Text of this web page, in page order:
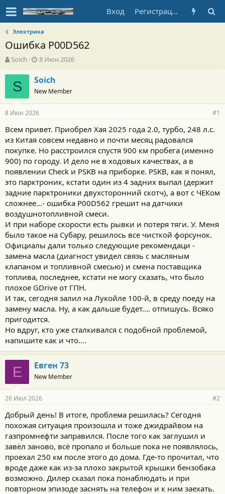
Вход Регистрация
Электрика
Ошибка P00D562
А
в
т
о
т
е
м
ы
Soich
Д
а
т
а
н
а
ч
а
л
а
8 Июн 2026
S Soich
New Member
8 Июн 2026 #1
Всем привет. Приобрел Хая 2025 года 2.0, турбо, 248 л.с.
из Китая совсем недавно и почти месяц радовался
покупке. Но расстроился спустя 900 км пробега (именно
900) по городу. И дело не в ходовых качествах, а в
появлении Check и PSKB на приборке. PSKB, как я понял,
это парктроник, кстати один из 4 задних выпал (держит
задние парктроники двухсторонний скотч), а вот с ЧЕКом
сложнее...- ошибка P00D562 грешит на датчики
воздушнотопливной смеси.
И при наборе скорости есть рывки и потеря тяги. У. Меня
было такое на Субару, решилось все чисткой форсунок.
Официалы дали только следующие рекомендаци -
замена масла (диагност увидел связь с масляным
клапаном и топливной смесью) и смена поставщика
топлива, последнее, кстати не могу сказать, что было
плохое GDrive от ГПН.
И так, сегодня залил на Лукойле 100-й, в среду поеду на
замену масла. Ну, а как дальше будет.... отпишусь. Всяко
пригодится.
Но вдруг, кто уже сталкивался с подобной проблемой,
напишите как и что....
Е Евген 73
New Member
26 Июл 2026 #2
Добрый день! В итоге, проблема решилась? Сегодня
похожая ситуация произошла и тоже джидрайвом на
газпромнефти заправился. После того как заглушил и
завёл заново, всё пропало и больше пока не появлялось,
проехал 250 км после этого до дома. Где-то прочитал, что
вроде даже как из-за плохо закрытой крышки бензобака
возможно. Дилер сказал пока понаблюдать и при
повторном эпизоде заснять на телефон и к ним заехать.